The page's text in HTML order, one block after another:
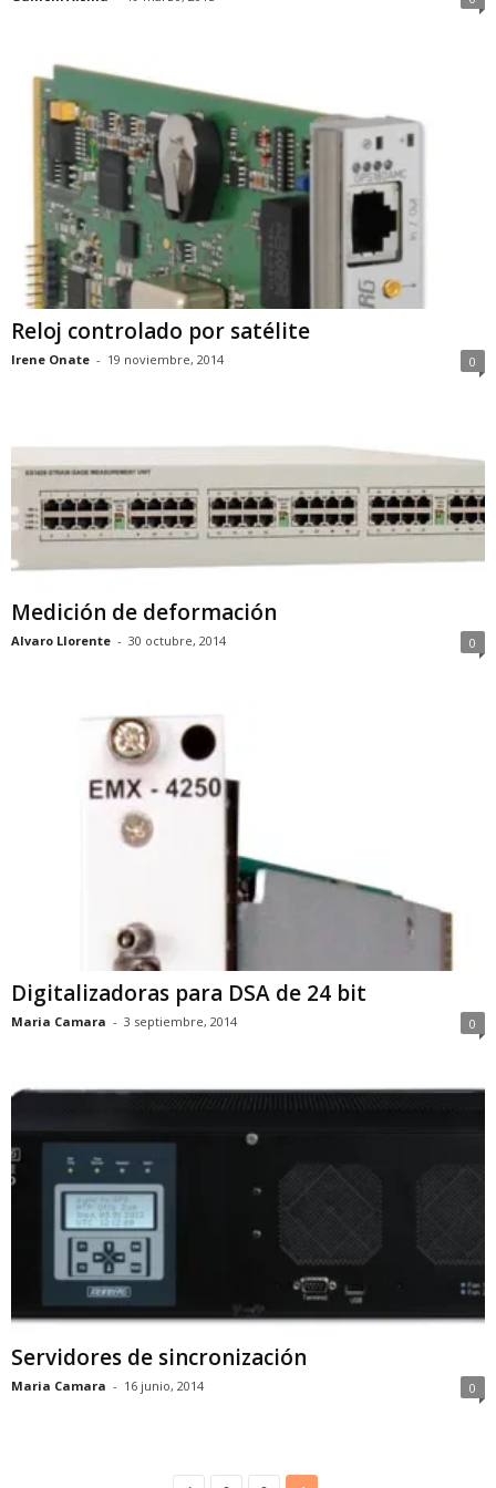
Reloj controlado por satélite
Irene Onate - 19 noviembre, 2014 0
Medición de deformación
Alvaro Llorente - 30 octubre, 2014 0
Digitalizadoras para DSA de 24 bit
Maria Camara - 3 septiembre, 2014 0
Servidores de sincronización
Maria Camara - 16 junio, 2014 0